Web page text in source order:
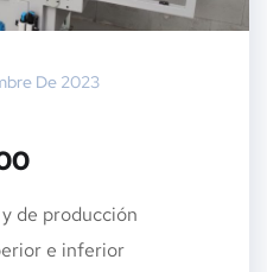
De 2023
de producción
e inferior